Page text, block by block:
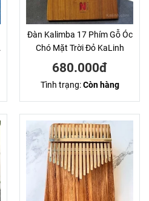
Đàn Kalimba 17 Phím Gỗ Óc
Chó Mặt Trời Đỏ KaLinh
680.000đ
Tình trạng:Còn hàng